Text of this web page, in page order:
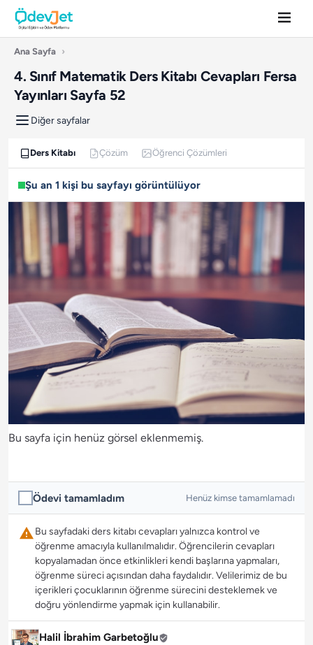
Ana Sayfa ›
4. Sınıf Matematik Ders Kitabı Cevapları Fersa
Yayınları Sayfa 52
Diğer sayfalar
Ders Kitabı Çözüm Öğrenci Çözümleri
Şu an 1 kişi bu sayfayı görüntülüyor
Bu sayfa için henüz görsel eklenmemiş.
Ödevi tamamladım Henüz kimse tamamlamadı
Bu sayfadaki ders kitabı cevapları yalnızca kontrol ve
öğrenme amacıyla kullanılmalıdır. Öğrencilerin cevapları
kopyalamadan önce etkinlikleri kendi başlarına yapmaları,
öğrenme süreci açısından daha faydalıdır. Velilerimiz de bu
içerikleri çocuklarının öğrenme sürecini desteklemek ve
doğru yönlendirme yapmak için kullanabilir.
Halil İbrahim Garbetoğlu